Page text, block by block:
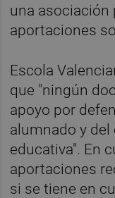
una asociación
aportaciones
Escola
que "ningún
apoyo por
alumnado y
educativa". En
aportaciones
si se tiene en